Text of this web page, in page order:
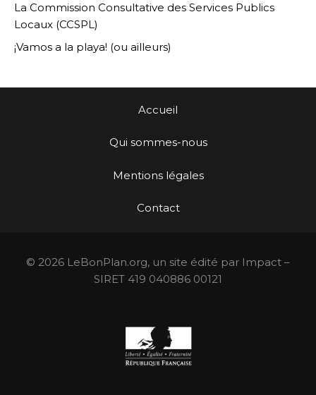
La Commission Consultative des Services Publics
Locaux (CCSPL)
¡Vamos a la playa! (ou ailleurs)
Accueil
Qui sommes-nous
Mentions légales
Contact
© 2026 LeBonPlan.org, un site édité par Impact –
SIRET 419 040886 00121